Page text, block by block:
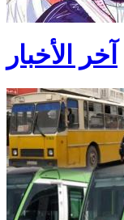
آخر الأخبار